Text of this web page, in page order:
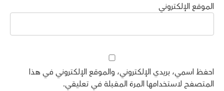
الموقع الإلكتروني
احفظ اسمي، بريدي الإلكتروني، والموقع الإلكتروني في هذا
المتصفح لاستخدامها المرة المقبلة في تعليقي.